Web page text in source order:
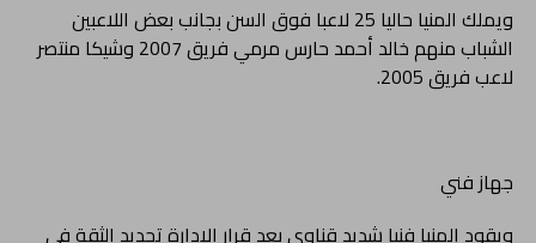
ويملك المنيا حاليا 25 لاعبا فوق السن بجانب بعض اللاعبين
الشباب منهم خالد أحمد حارس مرمي فريق 2007 وشيكا منتصر
لاعب فريق 2005.
جهاز فني
ويقود المنيا فنيا شديد قناوي بعد قرار الإدارة تجديد الثقة في